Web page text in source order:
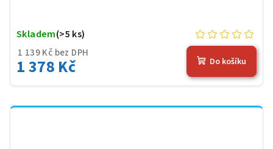
1 139 Kč bez DPH
1 378 Kč
Skladem(>5 ks)
Do košíku